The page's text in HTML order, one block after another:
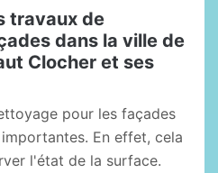
travaux de
dans la ville de
Clocher et ses
pour les façades
En effet, cela
l'état de la surface.